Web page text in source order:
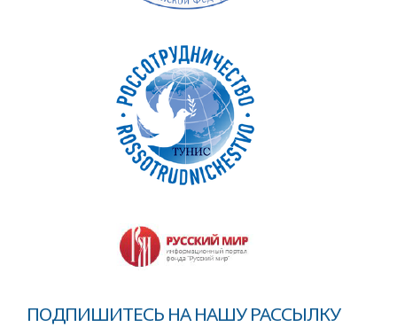
ПОДПИШИТЕСЬ НА НАШУ РАССЫЛКУ